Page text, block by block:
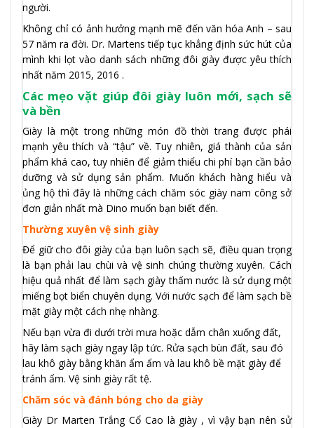
người.
Không chỉ có ảnh hưởng mạnh mẽ đến văn hóa Anh – sau
57 năm ra đời. Dr. Martens tiếp tục khẳng định sức hút của
mình khi lọt vào danh sách những đôi giày được yêu thích
nhất năm 2015, 2016 .
Các mẹo vặt giúp đôi giày luôn mới, sạch sẽ
và bền
Giày là một trong những món đồ thời trang được phái
mạnh yêu thích và “tậu” về. Tuy nhiên, giá thành của sản
phẩm khá cao, tuy nhiên để giảm thiểu chi phí bạn cần bảo
dưỡng và sử dụng sản phẩm. Muốn khách hàng hiểu và
ủng hộ thì đây là những cách chăm sóc giày nam công sở
đơn giản nhất mà Dino muốn bạn biết đến.
Thường xuyên vệ sinh giày
Để giữ cho đôi giày của bạn luôn sạch sẽ, điều quan trọng
là bạn phải lau chùi và vệ sinh chúng thường xuyên. Cách
hiệu quả nhất để làm sạch giày thấm nước là sử dụng một
miếng bọt biển chuyên dụng. Với nước sạch để làm sạch bề
mặt giày một cách nhẹ nhàng.
Nếu bạn vừa đi dưới trời mưa hoặc dẫm chân xuống đất,
hãy làm sạch giày ngay lập tức. Rửa sạch bùn đất, sau đó
lau khô giày bằng khăn ẩm ẩm và lau khô bề mặt giày để
tránh ẩm. Vệ sinh giày rất tệ.
Chăm sóc và đánh bóng cho da giày
Giày Dr Marten Trắng Cổ Cao là giày , vì vậy bạn nên sử